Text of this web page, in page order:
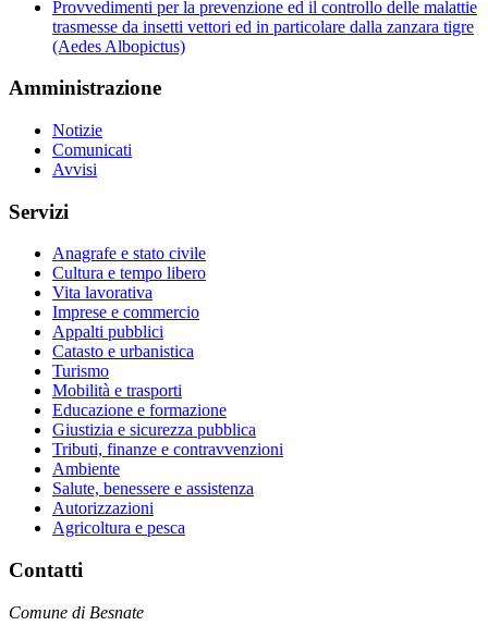
Provvedimenti per la prevenzione ed il controllo delle malattie
trasmesse da insetti vettori ed in particolare dalla zanzara tigre
(Aedes Albopictus)
Amministrazione
Notizie
Comunicati
Avvisi
Servizi
Anagrafe e stato civile
Cultura e tempo libero
Vita lavorativa
Imprese e commercio
Appalti pubblici
Catasto e urbanistica
Turismo
Mobilità e trasporti
Educazione e formazione
Giustizia e sicurezza pubblica
Tributi, finanze e contravvenzioni
Ambiente
Salute, benessere e assistenza
Autorizzazioni
Agricoltura e pesca
Contatti
Comune di Besnate